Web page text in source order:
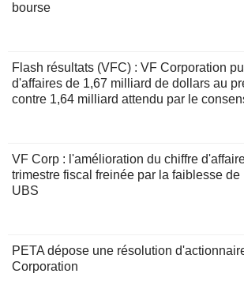
bourse
Flash résultats (VFC) : VF Corporation
d'affaires de 1,67 milliard de dollars au
contre 1,64 milliard attendu par le
VF Corp : l'amélioration du chiffre
trimestre fiscal freinée par la faiblesse
UBS
PETA dépose une résolution
Corporation